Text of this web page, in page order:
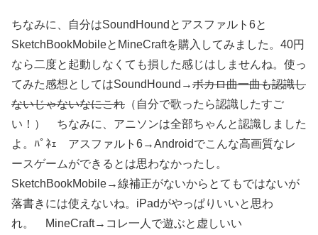
ちなみに、自分はSoundHoundとアスファルト6と
SketchBookMobileとMineCraftを購入してみました。40円
なら二度と起動しなくても損した感じはしませんね。使っ
てみた感想としてはSoundHound→ボカロ曲一曲も認識し
ないじゃないなにこれ （自分で歌ったら認識したすご
い！） ちなみに、アニソンは全部ちゃんと認識しました
よ。ﾊﾟﾈｪ アスファルト6→Androidでこんな高画質なレ
ースゲームができるとは思わなかったし。
SketchBookMobile→線補正がないからとてもではないが
落書きには使えないね。iPadがやっぱりいいと思わ
れ。 MineCraft→コレ一人で遊ぶと虚しいい